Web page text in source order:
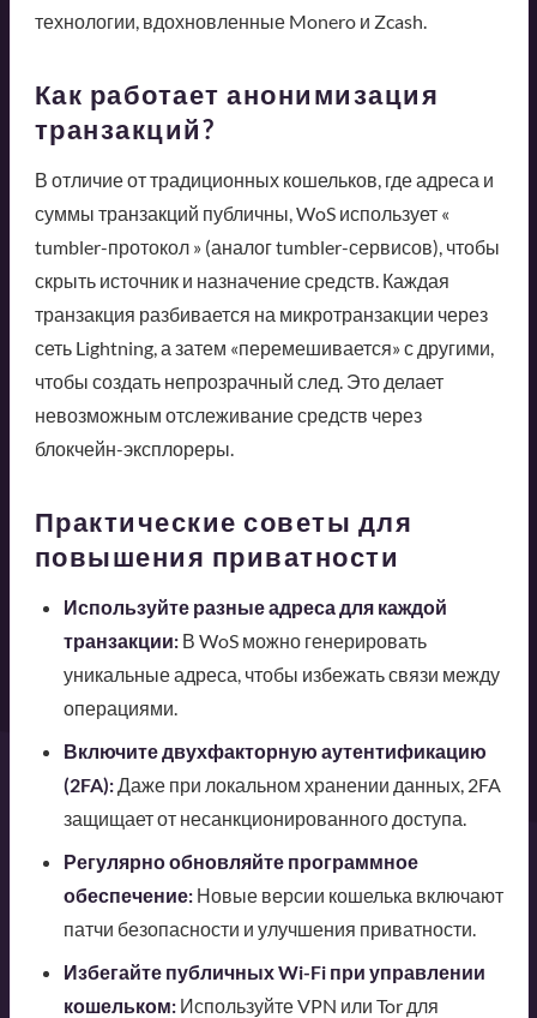
технологии, вдохновленные Monero и Zcash.
Как работает анонимизация
транзакций?
В отличие от традиционных кошельков, где адреса и
суммы транзакций публичны, WoS использует «
tumbler-протокол » (аналог tumbler-сервисов), чтобы
скрыть источник и назначение средств. Каждая
транзакция разбивается на микротранзакции через
сеть Lightning, а затем «перемешивается» с другими,
чтобы создать непрозрачный след. Это делает
невозможным отслеживание средств через
блокчейн-эксплореры.
Практические советы для
повышения приватности
Используйте разные адреса для каждой
транзакции:В WoS можно генерировать
уникальные адреса, чтобы избежать связи между
операциями.
Включите двухфакторную аутентификацию
(2FA):Даже при локальном хранении данных, 2FA
защищает от несанкционированного доступа.
Регулярно обновляйте программное
обеспечение:Новые версии кошелька включают
патчи безопасности и улучшения приватности.
Избегайте публичных Wi-Fi при управлении
кошельком:Используйте VPN или Tor для